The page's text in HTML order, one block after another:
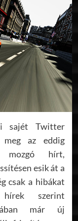
sajét Twitter
meg az eddig
mozgó hírt,
esik át a
csak a hibákat
szerint
már új